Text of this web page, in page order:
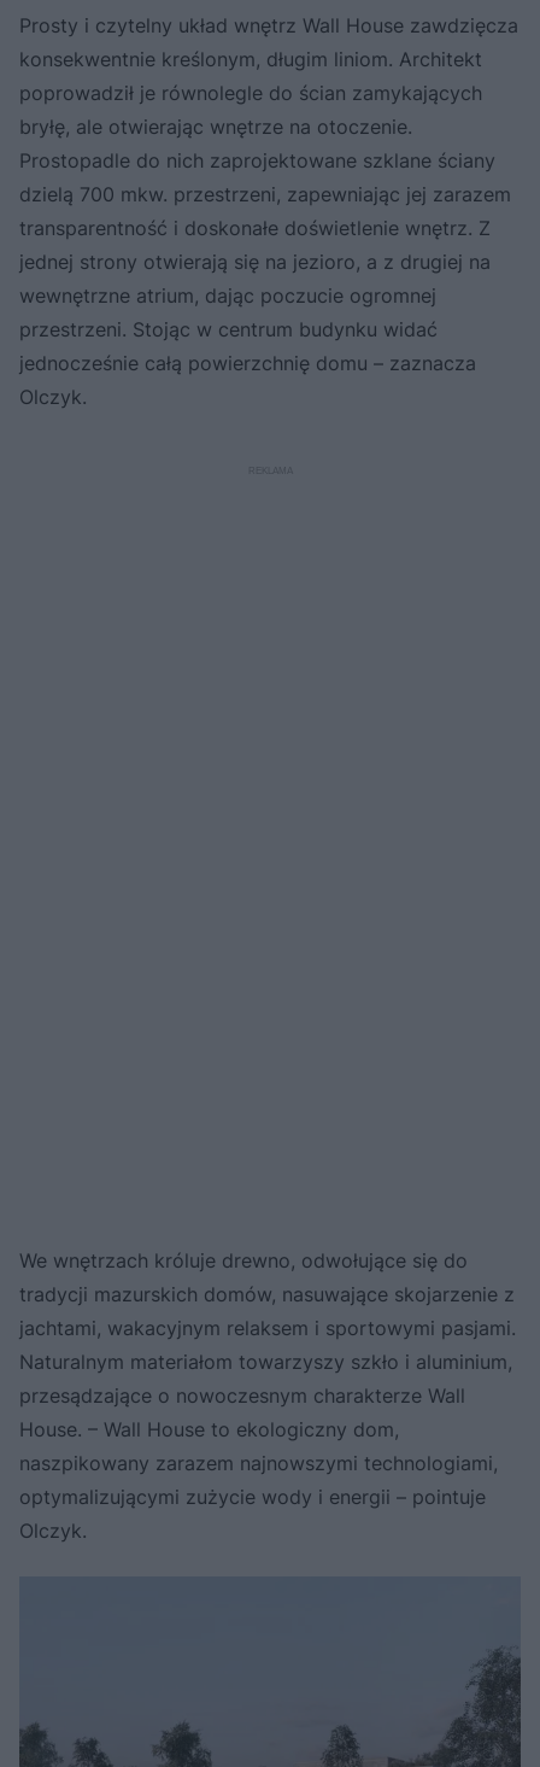
Prosty i czytelny układ wnętrz Wall House zawdzięcza
konsekwentnie kreślonym, długim liniom. Architekt
poprowadził je równolegle do ścian zamykających
bryłę, ale otwierając wnętrze na otoczenie.
Prostopadle do nich zaprojektowane szklane ściany
dzielą 700 mkw. przestrzeni, zapewniając jej zarazem
transparentność i doskonałe doświetlenie wnętrz. Z
jednej strony otwierają się na jezioro, a z drugiej na
wewnętrzne atrium, dając poczucie ogromnej
przestrzeni. Stojąc w centrum budynku widać
jednocześnie całą powierzchnię domu – zaznacza
Olczyk.
We wnętrzach króluje drewno, odwołujące się do
tradycji mazurskich domów, nasuwające skojarzenie z
jachtami, wakacyjnym relaksem i sportowymi pasjami.
Naturalnym materiałom towarzyszy szkło i aluminium,
przesądzające o nowoczesnym charakterze Wall
House. – Wall House to ekologiczny dom,
naszpikowany zarazem najnowszymi technologiami,
optymalizującymi zużycie wody i energii – pointuje
Olczyk.